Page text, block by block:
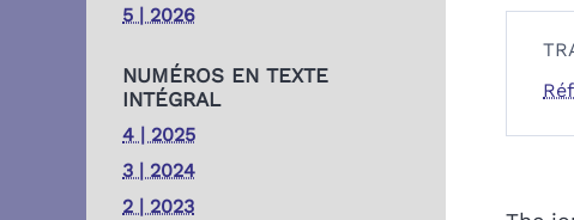
5 | 2026
NUMÉROS EN TEXTE
INTÉGRAL
4 | 2025
3 | 2024
2 | 2023